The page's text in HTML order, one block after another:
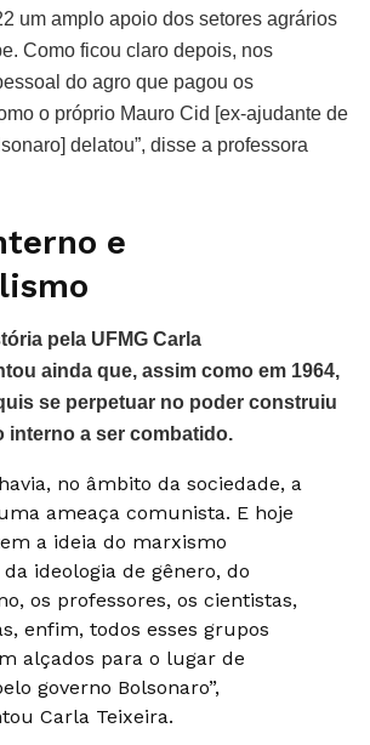
um amplo apoio dos setores agrários
Como ficou claro depois, nos
do agro que pagou os
o próprio Mauro Cid [ex-ajudante de
delatou”, disse a professora
e
pela UFMG Carla
ainda que, assim como em 1964,
se perpetuar no poder construiu
interno a ser combatido.
no âmbito da sociedade, a
ameaça comunista. E hoje
a ideia do marxismo
ideologia de gênero, do
os professores, os cientistas,
enfim, todos esses grupos
alçados para o lugar de
governo Bolsonaro”,
Carla Teixeira.